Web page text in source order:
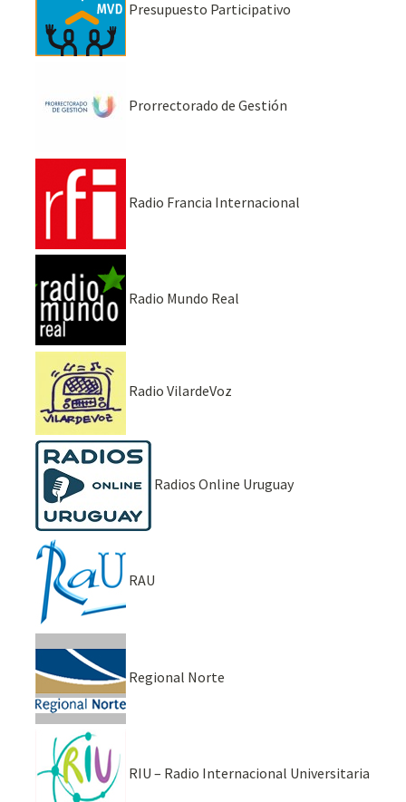
Presupuesto Participativo
Prorrectorado de Gestión
Radio Francia Internacional
Radio Mundo Real
Radio VilardeVoz
Radios Online Uruguay
RAU
Regional Norte
RIU – Radio Internacional Universitaria